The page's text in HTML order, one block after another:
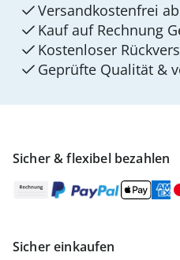
Sicher & flexibel bezahlen
Sicher einkaufen
Versandkostenfrei
Kauf auf Rechnung
Kostenloser
Geprüfte Qualität &